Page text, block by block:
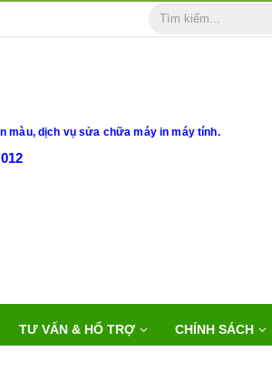
màu, dịch vụ sửa chữa máy in máy tính.
TƯ VẤN & HỔ TRỢ CHÍNH SÁCH